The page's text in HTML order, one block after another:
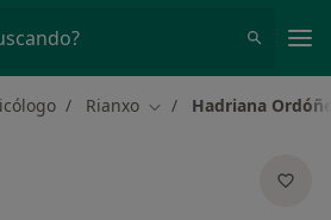
Rianxo Cambiar de ciudad
Hadriana